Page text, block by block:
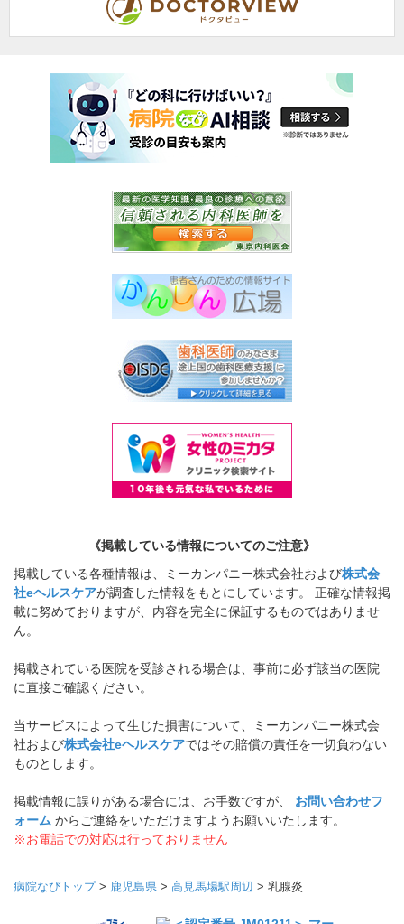
《掲載している情報についてのご注意》
掲載している各種情報は、ミーカンパニー株式会社および株式会
社eヘルスケアが調査した情報をもとにしています。 正確な情報掲
載に努めておりますが、内容を完全に保証するものではありませ
ん。
掲載されている医院を受診される場合は、事前に必ず該当の医院
に直接ご確認ください。
当サービスによって生じた損害について、ミーカンパニー株式会
社および株式会社eヘルスケアではその賠償の責任を一切負わない
ものとします。
掲載情報に誤りがある場合には、お手数ですが、 お問い合わせフ
ォーム からご連絡をいただけますようお願いいたします。
※お電話での対応は行っておりません
病院なびトップ> 鹿児島県 > 高見馬場駅周辺 > 乳腺炎